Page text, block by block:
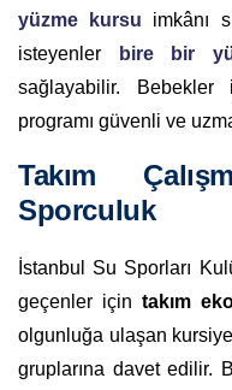
yüzme kursu imkânı
isteyenler
bire bir
sağlayabilir.
programı güvenli ve
Takım
Sporculuk
İstanbul Su Sporları
geçenler için takım
olgunluğa ulaşan
gruplarına davet edilir.